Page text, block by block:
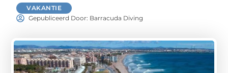
VAKANTIE
Gepubliceerd Door: Barracuda Diving